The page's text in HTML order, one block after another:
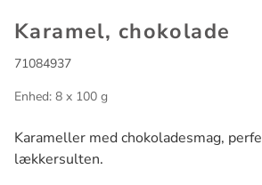
Karamel, chokolade
71084937
Enhed: 8 x 100 g
Karameller med chokoladesmag,
lækkersulten.